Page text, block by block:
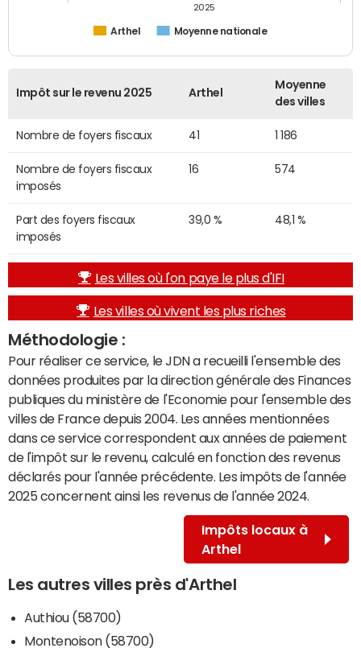
Arthel Moyenne nationale
2025
Impôt sur le revenu 2025 Arthel
Moyenne
des villes
Nombre de foyers fiscaux 41 1 186
Nombre de foyers fiscaux
imposés
16 574
Part des foyers fiscaux
imposés
39,0 % 48,1 %
Les villes où l'on paye le plus d'IFI
Les villes où vivent les plus riches
Méthodologie :
Pour réaliser ce service, le JDN a recueilli l'ensemble des
données produites par la direction générale des Finances
publiques du ministère de l'Economie pour l'ensemble des
villes de France depuis 2004. Les années mentionnées
dans ce service correspondent aux années de paiement
de l'impôt sur le revenu, calculé en fonction des revenus
déclarés pour l'année précédente. Les impôts de l'année
2025 concernent ainsi les revenus de l'année 2024.
Impôts locaux à
Arthel
Les autres villes près d'Arthel
Authiou (58700)
Montenoison (58700)